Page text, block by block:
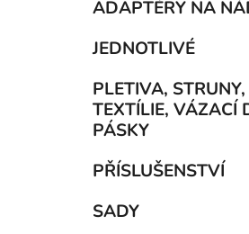
ADAPTÉRY NA
JEDNOTLIVÉ
PLETIVA, STRUNY,
TEXTÍLIE, VÁZACÍ
PÁSKY
PŘÍSLUŠENSTVÍ
SADY